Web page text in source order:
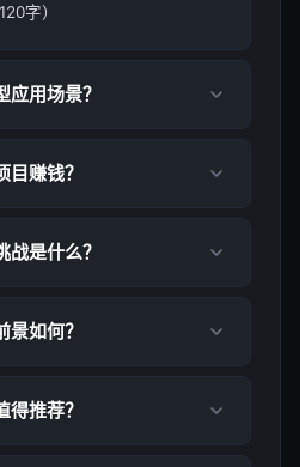
字）
应用场景？
赚钱？
战是什么？
景如何？
得推荐？